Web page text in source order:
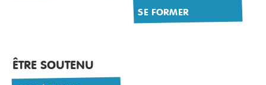
SE FORMER
ÊTRE SOUTENU